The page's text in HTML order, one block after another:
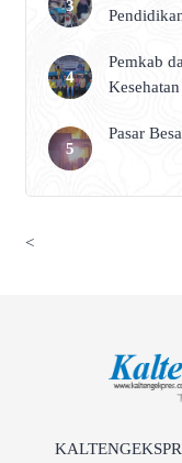
Pemkab
Pasar
<